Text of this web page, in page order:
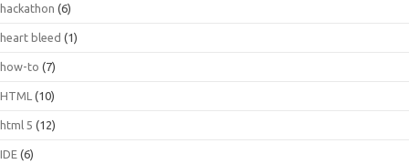
hackathon (6)
heart bleed (1)
how-to (7)
HTML (10)
html 5 (12)
IDE (6)